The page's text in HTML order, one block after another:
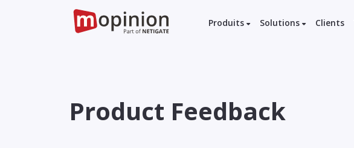
Produits Solutions Clients
Product Feedback